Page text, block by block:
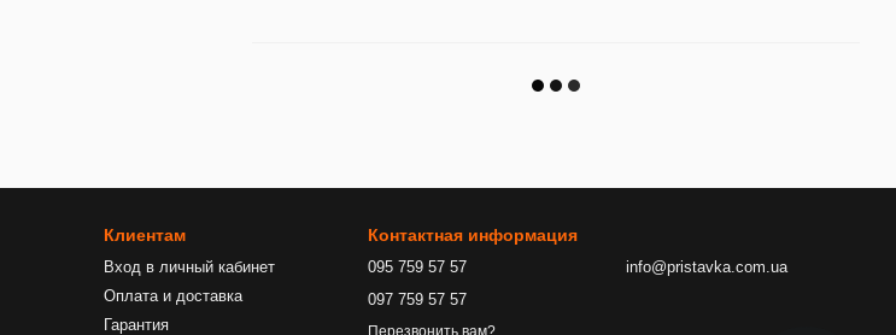
Клиентам
Вход в личный кабинет
Оплата и доставка
Гарантия
Контактная информация
095 759 57 57
097 759 57 57
info@pristavka.com.ua